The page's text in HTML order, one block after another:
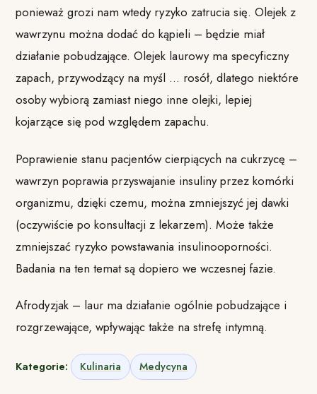
ponieważ grozi nam wtedy ryzyko zatrucia się. Olejek z
wawrzynu można dodać do kąpieli – będzie miał
działanie pobudzające. Olejek laurowy ma specyficzny
zapach, przywodzący na myśl … rosół, dlatego niektóre
osoby wybiorą zamiast niego inne olejki, lepiej
kojarzące się pod względem zapachu.
Poprawienie stanu pacjentów cierpiących na cukrzycę –
wawrzyn poprawia przyswajanie insuliny przez komórki
organizmu, dzięki czemu, można zmniejszyć jej dawki
(oczywiście po konsultacji z lekarzem). Może także
zmniejszać ryzyko powstawania insulinooporności.
Badania na ten temat są dopiero we wczesnej fazie.
Afrodyzjak – laur ma działanie ogólnie pobudzające i
rozgrzewające, wpływając także na strefę intymną.
Kategorie: Kulinaria Medycyna